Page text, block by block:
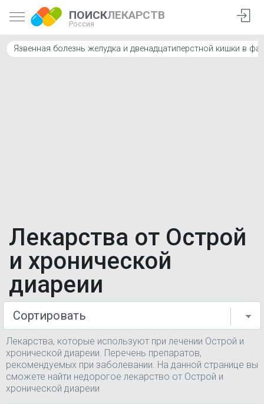
ПОИСКЛЕКАРСТВ
Россия
Язвенная болезнь желудка и двенадцатиперстной кишки в
Лекарства от Острой
и хронической
диареии
Лекарства, которые используют при лечении Острой и
хронической диареии. Перечень препаратов,
рекомендуемых при заболевании. На данной странице вы
сможете найти недорогое лекарство от Острой и
хронической диареии